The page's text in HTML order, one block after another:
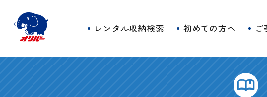
レンタル収納検索 初めての方へ ご